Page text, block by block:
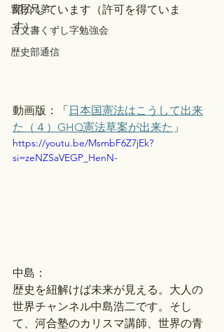
豊臣兄弟
古文書くずし字勉強会
歴史部通信
紹介しています（許可を得ていま
す）。
動画版：「日本国憲法はこうして出来
た（４）GHQ憲法草案が出来た 」
https://youtu.be/MsmbF6Z7jEk?
si=zeNZSaVEGP_HenN-
中島：
歴史を紐解けば未来が見える。大人の
世界チャンネル中島浩二です。そし
て、河合塾のカリスマ講師、世界の青